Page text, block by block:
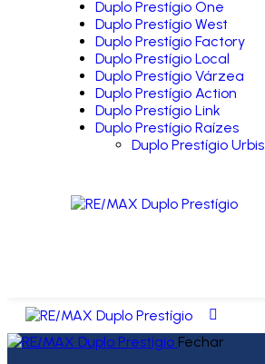
Duplo Prestígio One
Duplo Prestígio West
Duplo Prestígio Factory
Duplo Prestígio Local
Duplo Prestígio Várzea
Duplo Prestígio Action
Duplo Prestígio Link
Duplo Prestígio Raízes
Duplo Prestígio Urbis
Fechar